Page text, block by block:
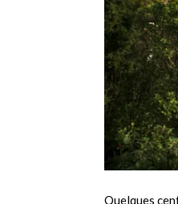
Quelques